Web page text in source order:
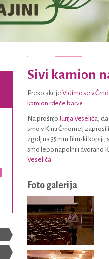
Sivi kamion
Preko akcije Vidimo se v
kamion rdeče barve.
Na prošnjo Jurija Veseliča,
smo v Kinu Črnomelj
zgolj na 35 mm filmski
smo lepo napolnili dvorano
Veseliča.
Foto galerija